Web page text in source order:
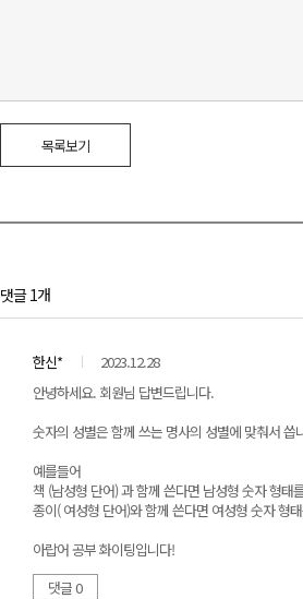
목록보기
댓글 1개
한신*
2023.12.28
안녕하세요. 회원님 답변드립니다.
숫자의 성별은 함께 쓰는 명사의 성별에 맞춰서 씁
예를들어
책 (남성형 단어) 과 함께 쓴다면 남성형 숫자 형태
종이( 여성형 단어)와 함께 쓴다면 여성형 숫자 형
아랍어 공부 화이팅입니다!
댓글 0